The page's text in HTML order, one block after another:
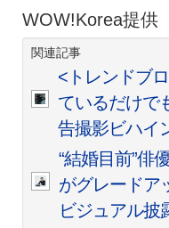
WOW!Korea提供
関連記事
<トレンドブ
ているだけで
告撮影ビハイ
“結婚目前”俳
がグレードア
ビジュアル披